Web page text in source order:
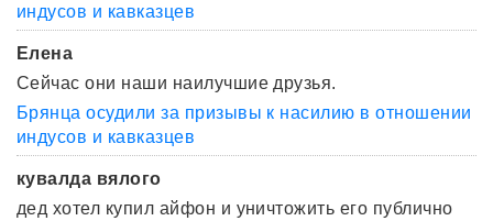
индусов и кавказцев
Елена
Сейчас они наши наилучшие друзья.
Брянца осудили за призывы к насилию в отношении
индусов и кавказцев
кувалда вялого
дед хотел купил айфон и уничтожить его публично